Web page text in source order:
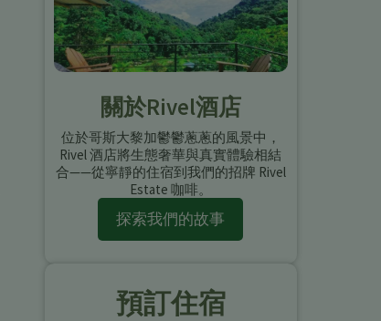
關於Rivel酒店
位於哥斯大黎加鬱鬱蔥蔥的風景中，
Rivel 酒店將生態奢華與真實體驗相結
合——從寧靜的住宿到我們的招牌 Rivel
Estate 咖啡。
探索我們的故事
預訂住宿